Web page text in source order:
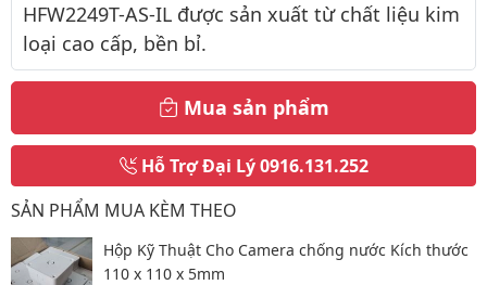
HFW2249T-AS-IL được sản xuất từ chất liệu kim
loại cao cấp, bền bỉ.
Mua sản phẩm
Hỗ Trợ Đại Lý0916.131.252
SẢN PHẨM MUA KÈM THEO
Hộp Kỹ Thuật Cho Camera chống nước Kích thước
110 x 110 x 5mm